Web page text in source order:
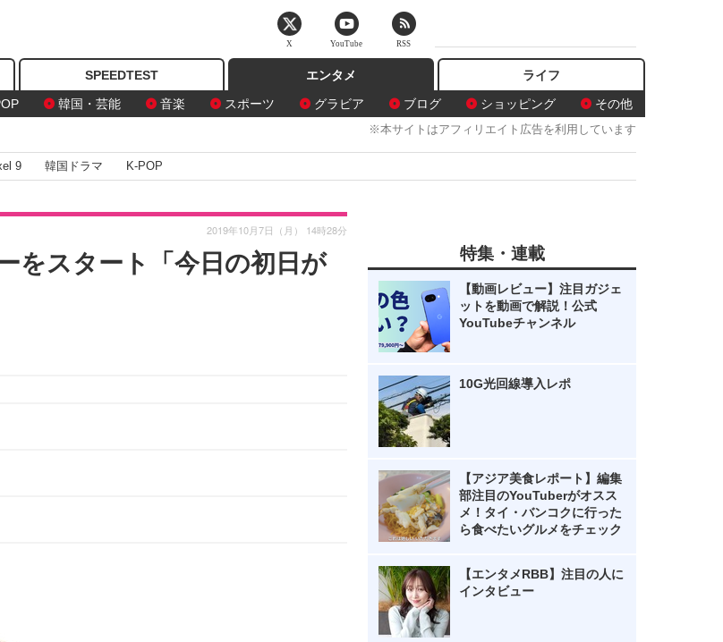
SPEEDTEST
エンタメ
韓国・芸能 音楽 スポーツ グラビア ブログ ショッピング その他
ライフ
※本サイトはアフィリエイト広告を利用しています
9 韓国ドラマ K-POP
をスタート「今日の初日が
2019年10月7日（月） 14時28分
特集・連載
【動画レビュー】注目ガジェ
ットを動画で解説！公式
YouTubeチャンネル
10G光回線導入レポ
【アジア美食レポート】編集
部注目のYouTuberがオスス
メ！タイ・バンコクに行った
ら食べたいグルメをチェック
【エンタメRBB】注目の人に
インタビュー
X YouTube RSS